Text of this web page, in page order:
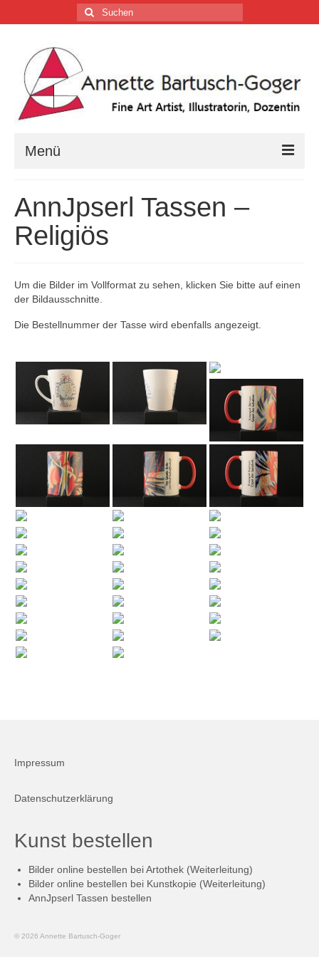
Suchen
nach:
Menü
Vita
Tätigkeiten
Firmenkalender …
Firmenkalender 2025
Firmenkalender 2024
Firmenkalender 2023
Firmenkalender 2022
Firmenkalender 2021
Firmenkalender 2020
Firmenkalender 2019
Firmenkalender 2018
Firmenkalender 2017
Firmenkalender 2016
Firmenkalender 2015
Firmenkalender 2010
Firmenkalender 2009
Augsburg Kalender …
AnnJpserl Tassen –
Religiös
Um die Bilder im Vollformat zu sehen, klicken Sie bitte auf einen
der Bildausschnitte.
Die Bestellnummer der Tasse wird ebenfalls angezeigt.
Impressum
Datenschutzerklärung
Kunst bestellen
Bilder online bestellen bei Artothek (Weiterleitung)
Bilder online bestellen bei Kunstkopie (Weiterleitung)
AnnJpserl Tassen bestellen
© 2026 Annette Bartusch-Goger